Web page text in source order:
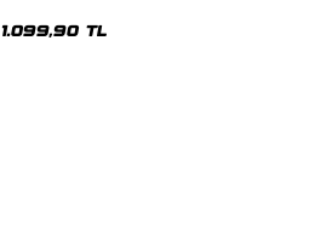
1.099,90 TL